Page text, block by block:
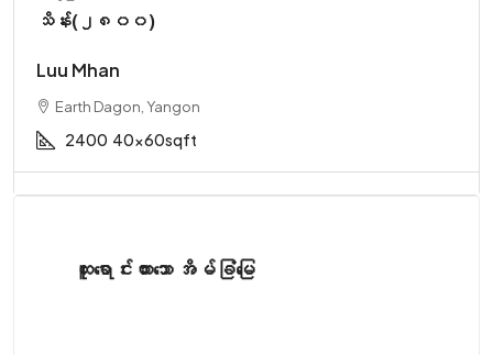
သိန်း(၂၈၀၀)
Luu Mhan
Earth Dagon, Yangon
2400 40x60sqft
ထူးရောင်းထားသော အိမ်ခြံမြေ